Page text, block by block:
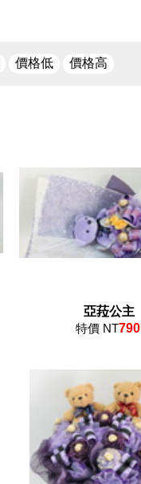
價格低 價格高
亞菈公主
特價 NT790